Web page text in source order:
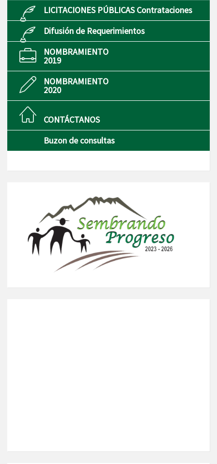
LICITACIONES PÚBLICAS Contrataciones
Difusión de Requerimientos
NOMBRAMIENTO
2019
NOMBRAMIENTO
2020
CONTÁCTANOS
Buzon de consultas